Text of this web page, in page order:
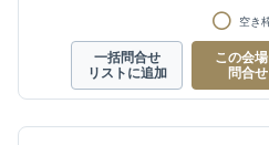
空き
一括問合せ
リストに追加
この会
問合せ